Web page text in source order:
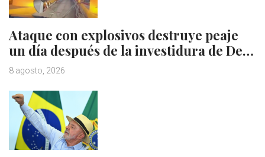
Ataque con explosivos destruye peaje
un día después de la investidura de De…
8 agosto, 2026